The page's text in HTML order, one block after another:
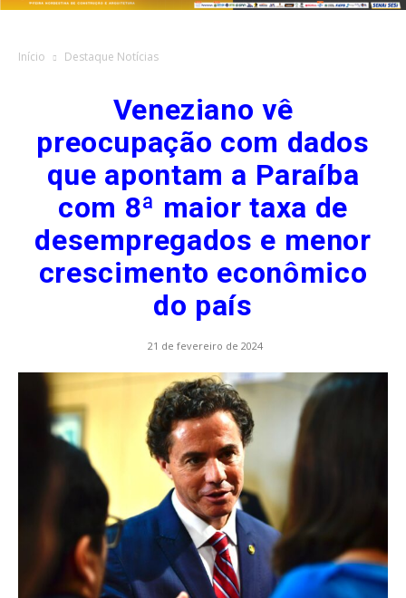
Início Destaque Notícias
Veneziano vê
preocupação com dados
que apontam a Paraíba
com 8ª maior taxa de
desempregados e menor
crescimento econômico
do país
21 de fevereiro de 2024